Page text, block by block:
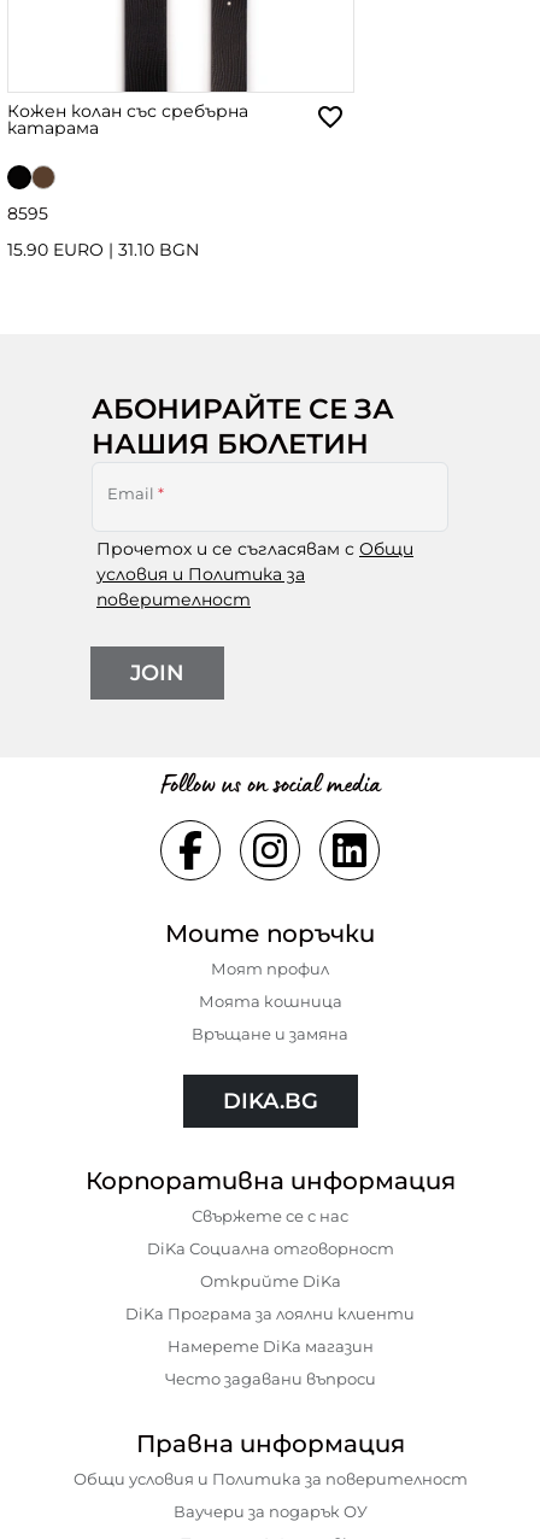
Кожен колан със сребърна
катарама
8595
15.90 EURO | 31.10 BGN
АБОНИРАЙТЕ СЕ ЗА
НАШИЯ БЮЛЕТИН
Email *
Прочетох и се съгласявам с Общи
условия и Политика за
поверителност
JOIN
Follow us on social media
Моите поръчки
Моят профил
Моята кошница
Връщане и замяна
DIKA.BG
Корпоративна информация
Свържете се с нас
DiKa Социална отговорност
Открийте DiKa
DiKa Програма за лоялни клиенти
Намерете DiKa магазин
Често задавани въпроси
Правна информация
Общи условия и Политика за поверителност
Ваучери за подарък ОУ